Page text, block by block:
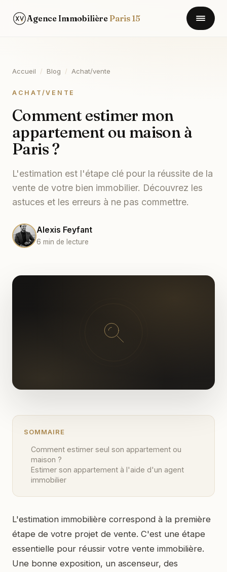
Agence Immobilière Paris 15
Accueil / Blog / Achat/vente
ACHAT/VENTE
Comment estimer mon
appartement ou maison à
Paris ?
L'estimation est l'étape clé pour la réussite de la
vente de votre bien immobilier. Découvrez les
astuces et les erreurs à ne pas commettre.
Alexis Feyfant
6 min de lecture
SOMMAIRE
Comment estimer seul son appartement ou
maison ?
Estimer son appartement à l'aide d'un agent
immobilier
L'estimation immobilière correspond à la première
étape de votre projet de vente. C'est une étape
essentielle pour réussir votre vente immobilière.
Une bonne exposition, un ascenseur, des